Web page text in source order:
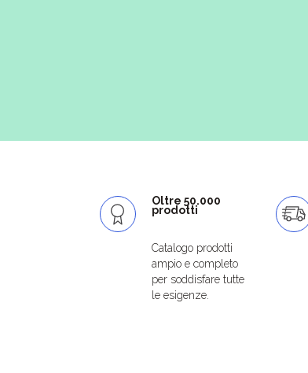
Oltre 50.000
prodotti
Catalogo prodotti
ampio e completo
per soddisfare tutte
le esigenze.